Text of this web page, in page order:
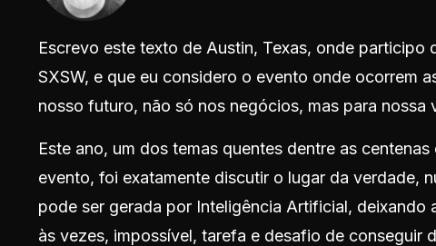
Escrevo este texto de Austin, Texas, onde participo
SXSW, e que eu considero o evento onde ocorrem
nosso futuro, não só nos negócios, mas para nossa
Este ano, um dos temas quentes dentre as
evento, foi exatamente discutir o lugar da verdade,
pode ser gerada por Inteligência Artificial, deixando
às vezes, impossível, tarefa e desafio de conseguir